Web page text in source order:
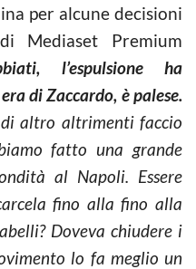
per alcune decisioni
Mediaset Premium
l’espulsione ha
di Zaccardo, è palese.
altro altrimenti faccio
fatto una grande
al Napoli. Essere
fino alla fino alla
Doveva chiudere i
lo fa meglio un